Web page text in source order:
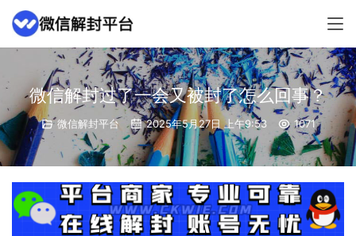
微信解封过了一会又被封了怎么回事？
微信解封平台 2025年5月27日 上午9:53 1071